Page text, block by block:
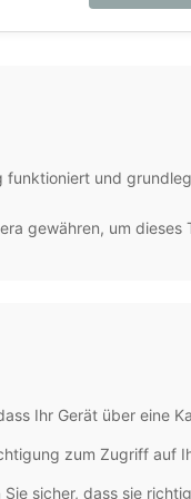
und
gewähren, um dieses
Ihr Gerät über eine
zum Zugriff auf
sicher, dass sie